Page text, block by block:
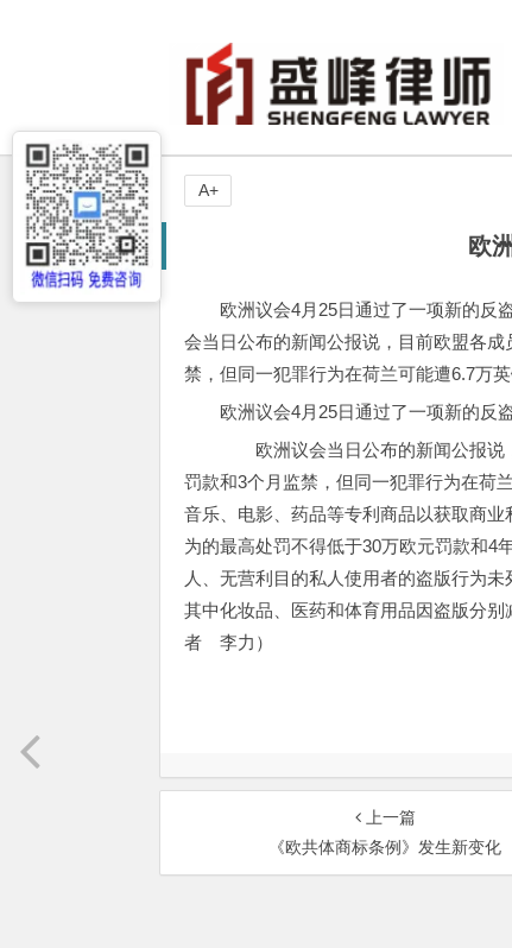
欧
欧洲议会4月25日通过了一项新的反
会当日公布的新闻公报说，目前欧盟各
禁，但同一犯罪行为在荷兰可能遭6.7万
欧洲议会4月25日通过了一项新的反
欧洲议会当日公布的新闻公报说
罚款和3个月监禁，但同一犯罪行为在荷
音乐、电影、药品等专利商品以获取商
为的最高处罚不得低于30万欧元罚款和4
人、无营利目的私人使用者的盗版行为
其中化妆品、医药和体育用品因盗版分
者 李力）
A+
上一篇
《欧共体商标条例》发生新变化